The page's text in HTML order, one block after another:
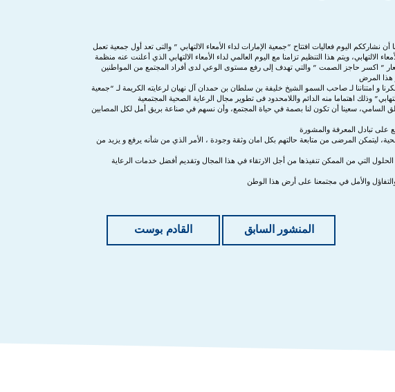
نشارككم اليوم فعاليات افتتاح “جمعية الإمارات لداء الأمعاء الالتهابي ” والتى تعد أول جمعية تعمل
الالتهابي، ويتم هذا التنظيم تزامنا مع اليوم العالمي لداء الأمعاء الالتهابي الذي أعلنت عنه منظمة
” اكسر حاجز الصمت ” والتي تهدف إلى رفع مستوى الوعي لدى أفراد المجتمع من المواطنين
هذا المرض
و امتناننا لـ صاحب السمو الشيخ خليفة بن سلطان بن حمدان آل نهيان لرعايته الكريمة لـ “جمعية
وذلك اهتماما منه الدائم واللامحدود فى تطوير مجال الرعاية الصحية المجتمعية
السامي، سعينا أن تكون لنا بصمة في حياة المجتمع، وأن نسهم في صناعة بريق أمل لكل المصابين
على تبادل المعرفة والمشورة
ليتمكن المرضى من متابعة حالتهم بكل امان وثقة وجودة ، الأمر الذي من شأنه يرفع و يزيد من
التي من الممكن تنفيذها من أجل الارتقاء في هذا المجال وتقديم أفضل خدمات الرعاية
والأمل في مجتمعنا على أرض هذا الوطن
المنشور السابق القادم بوست